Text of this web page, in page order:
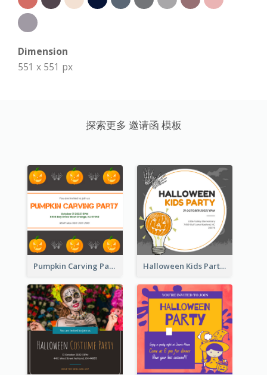
Dimension
551 x 551 px
探索更多 邀请函 模板
Pumpkin Carving Party Invitation Halloween Kids Party Invitation